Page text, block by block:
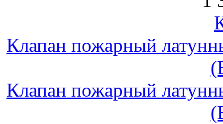
Клапан пожарный
Клапан пожарный